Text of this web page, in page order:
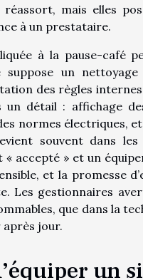
mais elles
à un prestataire.
à la pause-café
un
des règles
détail : affichage
normes électriques,
souvent dans
accepté » et un
et la promesse
Les gestionnaires
que dans la
après jour.
un